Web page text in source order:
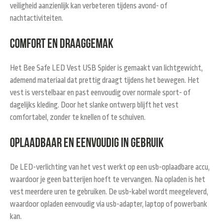
veiligheid aanzienlijk kan verbeteren tijdens avond- of
nachtactiviteiten.
Comfort en draaggemak
Het Bee Safe LED Vest USB Spider is gemaakt van lichtgewicht,
ademend materiaal dat prettig draagt tijdens het bewegen. Het
vest is verstelbaar en past eenvoudig over normale sport- of
dagelijks kleding. Door het slanke ontwerp blijft het vest
comfortabel, zonder te knellen of te schuiven.
Oplaadbaar en eenvoudig in gebruik
De LED-verlichting van het vest werkt op een usb-oplaadbare accu,
waardoor je geen batterijen hoeft te vervangen. Na opladen is het
vest meerdere uren te gebruiken. De usb-kabel wordt meegeleverd,
waardoor opladen eenvoudig via usb-adapter, laptop of powerbank
kan.